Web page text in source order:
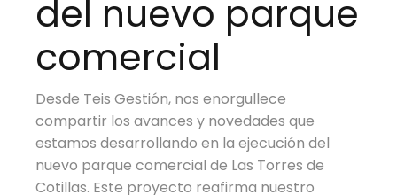
del nuevo parque
comercial
Desde Teis Gestión, nos enorgullece
compartir los avances y novedades que
estamos desarrollando en la ejecución del
nuevo parque comercial de Las Torres de
Cotillas. Este proyecto reafirma nuestro